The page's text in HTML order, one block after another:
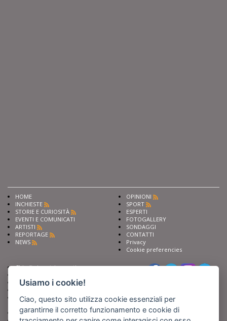
HOME
INCHIESTE
STORIE E CURIOSITÀ
EVENTI E COMUNICATI
ARTISTI
REPORTAGE
NEWS
OPINIONI
SPORT
ESPERTI
FOTOGALLERY
SONDAGGI
CONTATTI
Privacy
Cookie preferencies
Chiedi ai nostri esperti
Fai pubblicità con noi
Iscriviti al nostro corso di
giornalismo
Compra i nostri libri
Usiamo i cookie!
Ciao, questo sito utilizza cookie essenziali per
garantirne il corretto funzionamento e cookie di